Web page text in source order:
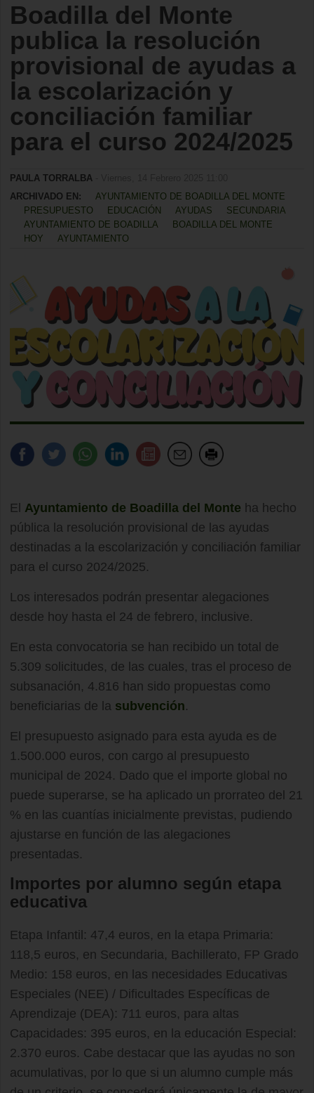
Boadilla del Monte
publica la resolución
provisional de ayudas a
la escolarización y
conciliación familiar
para el curso 2024/2025
PAULA TORRALBA
ARCHIVADO EN:
AYUNTAMIENTO DE BOADILLA DEL MONTE
PRESUPUESTO
EDUCACIÓN AYUDAS
SECUNDARIA
AYUNTAMIENTO DE BOADILLA
BOADILLA DEL MONTE
HOY
AYUNTAMIENTO
El Ayuntamiento de Boadilla del Monte ha hecho
pública la resolución provisional de las ayudas
destinadas a la escolarización y conciliación familiar
para el curso 2024/2025.
Los interesados podrán presentar alegaciones
desde hoy hasta el 24 de febrero, inclusive.
En esta convocatoria se han recibido un total de
5.309 solicitudes, de las cuales, tras el proceso de
subsanación, 4.816 han sido propuestas como
beneficiarias de la subvención.
El presupuesto asignado para esta ayuda es de
1.500.000 euros, con cargo al presupuesto
municipal de 2024. Dado que el importe global no
puede superarse, se ha aplicado un prorrateo del 21
% en las cuantías inicialmente previstas, pudiendo
ajustarse en función de las alegaciones
presentadas.
Importes por alumno según etapa
educativa
Etapa Infantil: 47,4 euros, en la etapa Primaria:
118,5 euros, en Secundaria, Bachillerato, FP Grado
Medio: 158 euros, en las necesidades Educativas
Especiales (NEE) / Dificultades Específicas de
Aprendizaje (DEA): 711 euros, para altas
Capacidades: 395 euros, en la educación Especial:
2.370 euros. Cabe destacar que las ayudas no son
acumulativas, por lo que si un alumno cumple más